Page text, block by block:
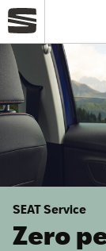
Azienda
Modelli
Offerte
Service
SEAT Service
Zero